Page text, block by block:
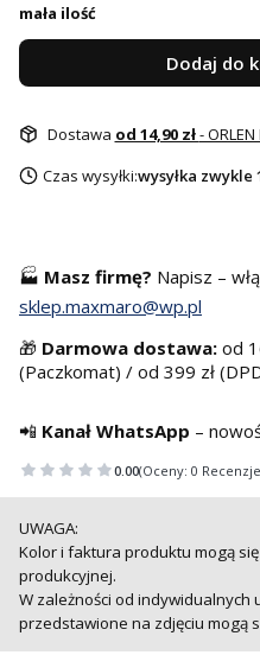
mała ilość
Dodaj do
Dostawa od 14,90 zł-
Czas wysyłki:wysyłka
🏭 Masz firmę? Napisz –
sklep.maxmaro@wp.pl
🎁 Darmowa dostawa: od
(Paczkomat) / od 399 zł
📲 Kanał WhatsApp –
0.00(Oceny: 0
UWAGA:
Kolor i faktura produktu mogą
produkcyjnej.
W zależności od
przedstawione na zdjęciu mogą